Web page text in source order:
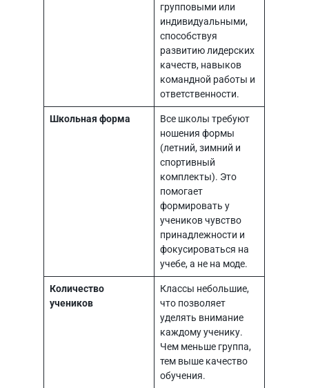
групповыми или
индивидуальными,
способствуя
развитию лидерских
качеств, навыков
командной работы и
ответственности.
Школьная форма
Все школы требуют
ношения формы
(летний, зимний и
спортивный
комплекты). Это
помогает
формировать у
учеников чувство
принадлежности и
фокусироваться на
учебе, а не на моде.
Количество
учеников
Классы небольшие,
что позволяет
уделять внимание
каждому ученику.
Чем меньше группа,
тем выше качество
обучения.